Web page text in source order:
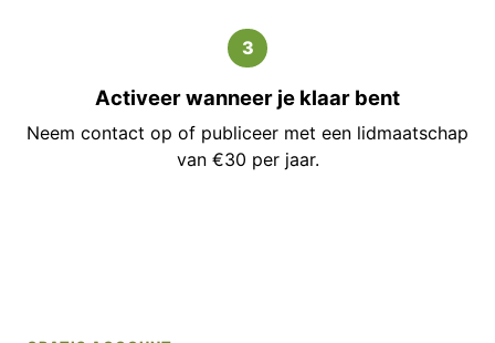
3
Activeer wanneer je klaar bent
Neem contact op of publiceer met een lidmaatschap
van €30 per jaar.